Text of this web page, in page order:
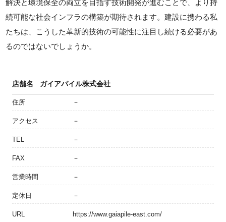
解決と環境保全の両立を目指す技術開発が進むことで、より持
続可能な社会インフラの構築が期待されます。建設に携わる私
たちは、こうした革新的技術の可能性に注目し続ける必要があ
るのではないでしょうか。
店舗名 ガイアパイル株式会社
住所 －
アクセス －
TEL －
FAX －
営業時間 －
定休日 －
URL https://www.gaiapile-east.com/